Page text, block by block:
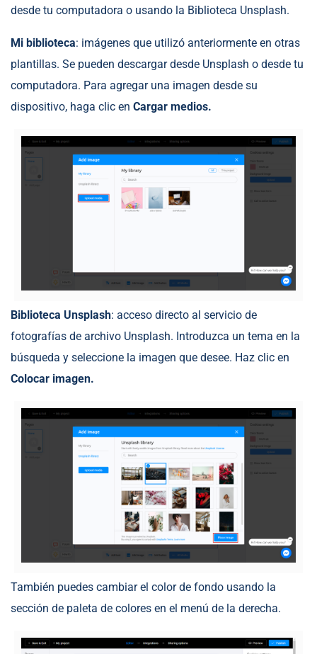
desde tu computadora o usando la Biblioteca Unsplash.
Mi biblioteca: imágenes que utilizó anteriormente en otras
plantillas. Se pueden descargar desde Unsplash o desde tu
computadora. Para agregar una imagen desde su
dispositivo, haga clic en Cargar medios.
Biblioteca Unsplash: acceso directo al servicio de
fotografías de archivo Unsplash. Introduzca un tema en la
búsqueda y seleccione la imagen que desee. Haz clic en
Colocar imagen.
También puedes cambiar el color de fondo usando la
sección de paleta de colores en el menú de la derecha.